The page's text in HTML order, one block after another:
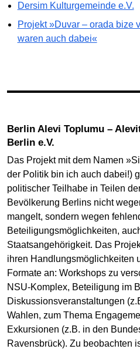
Dersim Kulturgemeinde e.V.
Projekt »Duvar – orada bize
waren auch dabei«
Berlin Alevi Toplumu – Alevitische Gemeinde zu
Berlin e.V.
Das Projekt mit dem Namen
der Politik bin ich auch dabei!)
politischer Teilhabe in Teilen
Bevölkerung Berlins nicht
mangelt, sondern wegen
Beteiligungsmöglichkeiten,
Staatsangehörigkeit. Das
ihren Handlungsmöglichkeiten
Formate an: Workshops zu
NSU-Komplex, Beteiligung im
Diskussionsveranstaltungen
Wahlen, zum Thema
Exkursionen (z.B. in den
Ravensbrück). Zu beobachten